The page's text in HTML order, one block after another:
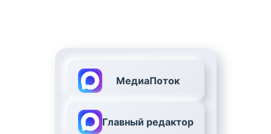
МедиаПоток
Главный редактор